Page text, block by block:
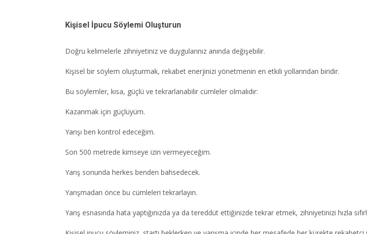
Kişisel İpucu Söylemi Oluşturun
Doğru kelimelerle zihniyetiniz ve duygularınız anında değişebilir.
Kişisel bir söylem oluşturmak, rekabet enerjinizi yönetmenin en etkili yollarından biridir.
Bu söylemler, kısa, güçlü ve tekrarlanabilir cümleler olmalıdır:
Kazanmak için güçlüyüm.
Yarışı ben kontrol edeceğim.
Son 500 metrede kimseye izin vermeyeceğim.
Yarış sonunda herkes benden bahsedecek.
Yarışmadan önce bu cümleleri tekrarlayın.
Yarış esnasında hata yaptığınızda ya da tereddüt ettiğinizde tekrar etmek, zihniyetinizi hızla